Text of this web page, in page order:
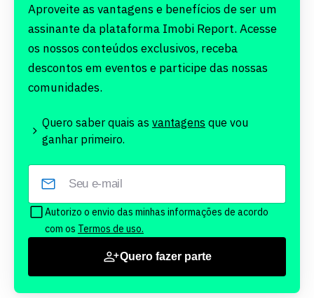
Aproveite as vantagens e benefícios de ser um
assinante da plataforma Imobi Report. Acesse
os nossos conteúdos exclusivos, receba
descontos em eventos e participe das nossas
comunidades.
Quero saber quais as vantagens que vou
ganhar primeiro.
Autorizo o envio das minhas informações de acordo
com os Termos de uso.
Quero fazer parte